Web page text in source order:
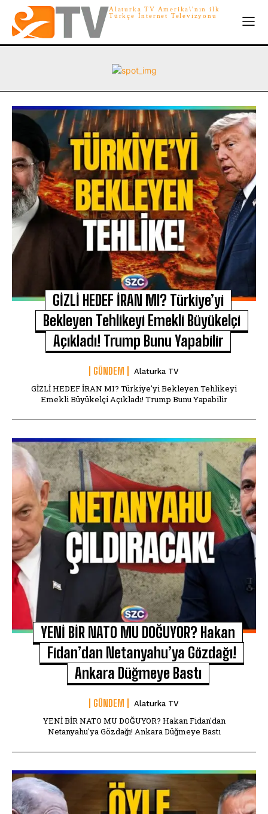
Alaturka TV Amerika\'nın ilk
Türkçe İnternet Televizyonu
GİZLİ HEDEF İRAN MI? Türkiye’yi
Bekleyen Tehlikeyi Emekli Büyükelçi
Açıkladı! Trump Bunu Yapabilir
GÜNDEM Alaturka TV
GİZLİ HEDEF İRAN MI? Türkiye'yi Bekleyen Tehlikeyi
Emekli Büyükelçi Açıkladı! Trump Bunu Yapabilir
YENİ BİR NATO MU DOĞUYOR? Hakan
Fidan’dan Netanyahu’ya Gözdağı!
Ankara Düğmeye Bastı
GÜNDEM Alaturka TV
YENİ BİR NATO MU DOĞUYOR? Hakan Fidan'dan
Netanyahu'ya Gözdağı! Ankara Düğmeye Bastı